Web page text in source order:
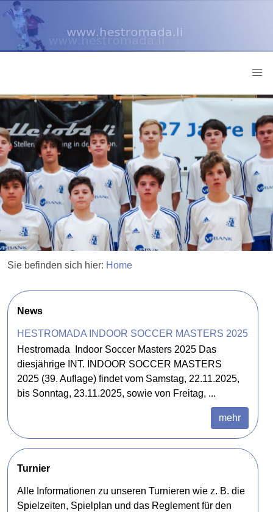
Sie befinden sich hier: Home
News
HESTROMADA INDOOR SOCCER MASTERS 2025
Hestromada Indoor Soccer Masters 2025 Das
diesjährige INT. INDOOR SOCCER MASTERS
2025 (39. Auflage) findet vom Samstag, 22.11.2025,
bis Sonntag, 23.11.2025, sowie von Freitag, ...
mehr
Turnier
Alle Informationen zu unseren Turnieren wie z. B. die
Spielzeiten, Spielplan und das Reglement für den